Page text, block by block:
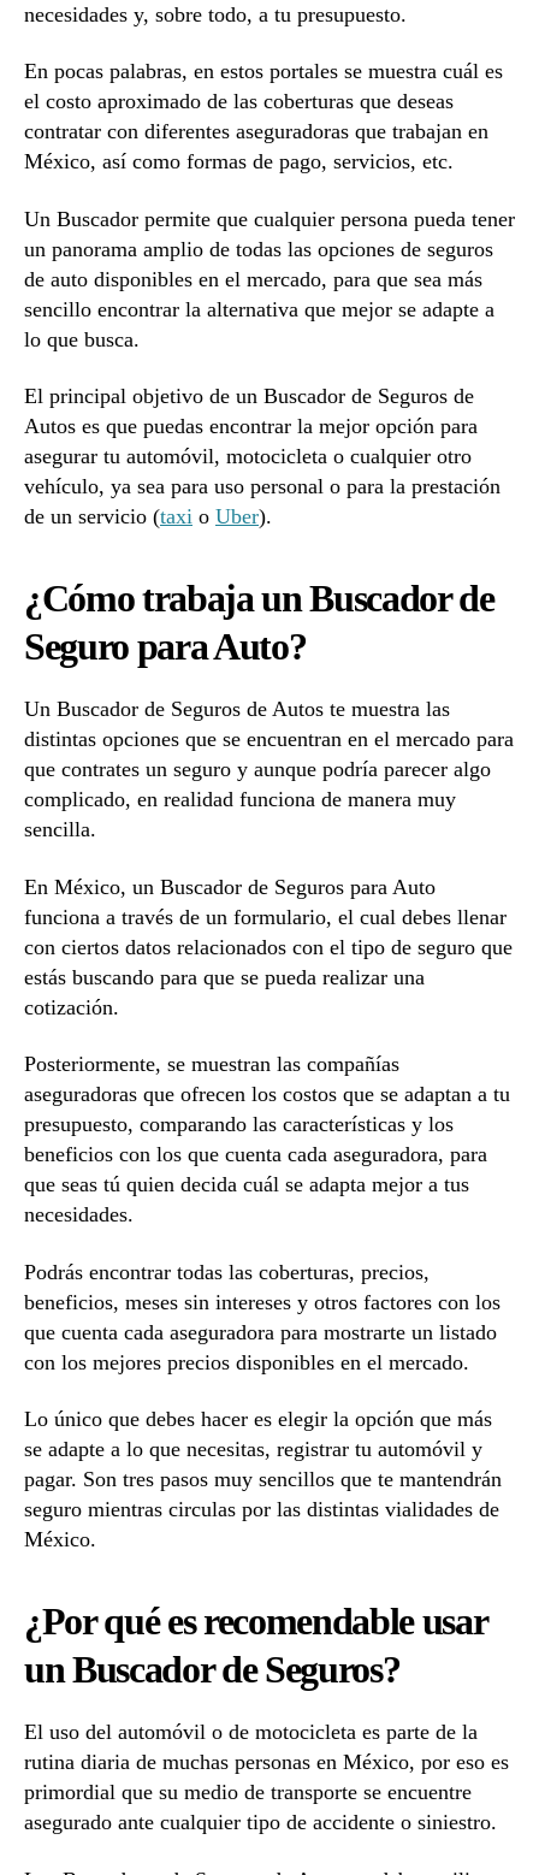
necesidades y, sobre todo, a tu presupuesto.
En pocas palabras, en estos portales se muestra cuál es
el costo aproximado de las coberturas que deseas
contratar con diferentes aseguradoras que trabajan en
México, así como formas de pago, servicios, etc.
Un Buscador permite que cualquier persona pueda tener
un panorama amplio de todas las opciones de seguros
de auto disponibles en el mercado, para que sea más
sencillo encontrar la alternativa que mejor se adapte a
lo que busca.
El principal objetivo de un Buscador de Seguros de
Autos es que puedas encontrar la mejor opción para
asegurar tu automóvil, motocicleta o cualquier otro
vehículo, ya sea para uso personal o para la prestación
de un servicio (taxi o Uber).
¿Cómo trabaja un Buscador de
Seguro para Auto?
Un Buscador de Seguros de Autos te muestra las
distintas opciones que se encuentran en el mercado para
que contrates un seguro y aunque podría parecer algo
complicado, en realidad funciona de manera muy
sencilla.
En México, un Buscador de Seguros para Auto
funciona a través de un formulario, el cual debes llenar
con ciertos datos relacionados con el tipo de seguro que
estás buscando para que se pueda realizar una
cotización.
Posteriormente, se muestran las compañías
aseguradoras que ofrecen los costos que se adaptan a tu
presupuesto, comparando las características y los
beneficios con los que cuenta cada aseguradora, para
que seas tú quien decida cuál se adapta mejor a tus
necesidades.
Podrás encontrar todas las coberturas, precios,
beneficios, meses sin intereses y otros factores con los
que cuenta cada aseguradora para mostrarte un listado
con los mejores precios disponibles en el mercado.
Lo único que debes hacer es elegir la opción que más
se adapte a lo que necesitas, registrar tu automóvil y
pagar. Son tres pasos muy sencillos que te mantendrán
seguro mientras circulas por las distintas vialidades de
México.
¿Por qué es recomendable usar
un Buscador de Seguros?
El uso del automóvil o de motocicleta es parte de la
rutina diaria de muchas personas en México, por eso es
primordial que su medio de transporte se encuentre
asegurado ante cualquier tipo de accidente o siniestro.